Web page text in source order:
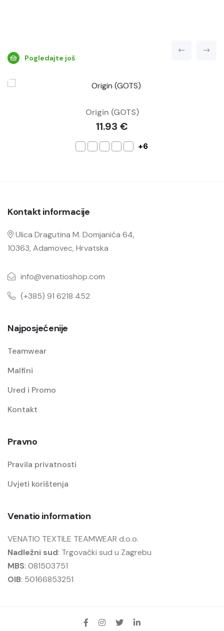
Pogledajte još
Origin (GOTS)
11.93 €
+6
Kontakt informacije
Ulica Dragutina M. Domjanića 64,
10363, Adamovec, Hrvatska
info@venatioshop.com
(+385) 91 6218 452
Najposjećenije
Teamwear
Malfini
Ured i Promo
Kontakt
Pravno
Pravila privatnosti
Uvjeti korištenja
Venatio information
VENATIO TEXTILE TEAMWEAR d.o.o.
Nadležni sud: Trgovački sud u Zagrebu
MBS: 081503751
OIB: 50166853251